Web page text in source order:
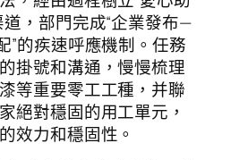
，部門完成“企業發布—
”的疾速呼應機制。任務
掛號和溝通，慢慢梳理
等重要零工工種，并聯
絕對穩固的用工單元，
效力和穩固性。